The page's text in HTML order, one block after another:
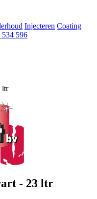
Injecteren Coating
534 596
ltr
- 23 ltr